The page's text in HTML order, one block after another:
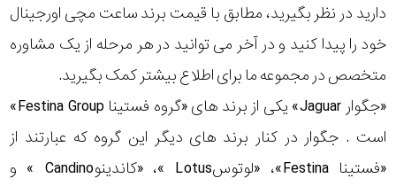
دارید در نظر بگیرید، مطابق با قیمت برند ساعت مچی اورجینال
خود را پیدا کنید و در آخر می توانید در هر مرحله از یک مشاوره
متخصص در مجموعه ما برای اطلاع بیشتر کمک بگیرید.
«جگوار Jaguar» یکی از برند های «گروه فستینا Festina Group»
است . جگوار در کنار برند های دیگر این گروه که عبارتند از
«فستینا Festina»، «لوتوسLotus »، «کاندینوCandino » و